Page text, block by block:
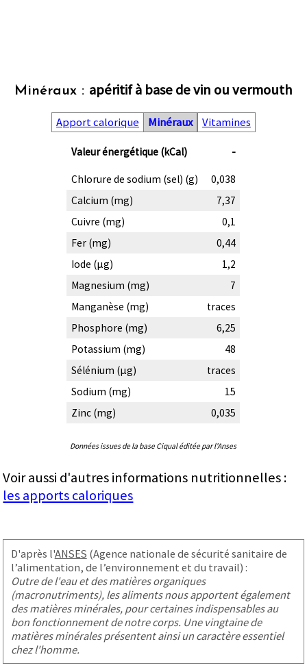
Minéraux : apéritif à base de vin ou vermouth
Apport calorique Minéraux Vitamines
Valeur énergétique (kCal) -
Chlorure de sodium (sel) (g)
0,038
Calcium (mg)
7,37
Cuivre (mg)
0,1
Fer (mg)
0,44
Iode (µg)
1,2
Magnesium (mg)
7
Manganèse (mg)
traces
Phosphore (mg)
6,25
Potassium (mg)
48
Sélénium (µg)
traces
Sodium (mg)
15
Zinc (mg)
0,035
Données issues de la base Ciqual éditée par l'Anses
Voir aussi d'autres informations nutritionnelles :
les apports caloriques
D'après l'ANSES (Agence nationale de sécurité sanitaire de
l’alimentation, de l’environnement et du travail) :
Outre de l'eau et des matières organiques
(macronutriments), les aliments nous apportent également
des matières minérales, pour certaines indispensables au
bon fonctionnement de notre corps. Une vingtaine de
matières minérales présentent ainsi un caractère essentiel
chez l'homme.